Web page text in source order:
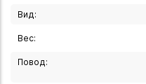
Коробка подарочная
Вес (кг): 1.2
Материал: бумажный
Вид:
Вес:
Повод: